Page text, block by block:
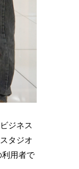
ジネス
タジオ
利用者で